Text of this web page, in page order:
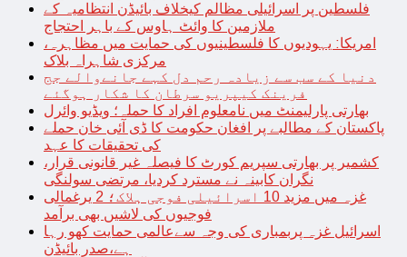
فلسطین پر اسرائیلی مظالم کیخلاف بائیڈن انتظامیہ کے
ملازمین کا وائٹ ہاوس کے باہر احتجاج
امریکا: یہودیوں کا فلسطینیوں کی حمایت میں مظاہرہ،
مرکزی شاہراہ بلاک
دنیا کے سب سے زیادہ رحم دل کہے جانےوالے جج
فرینک کیپریو سرطان کا شکار ہوگئے
بھارتی پارلیمنٹ میں نامعلوم افراد کا حملہ؛ ویڈیو وائرل
پاکستان کے مطالبے پر افغان حکومت کا ڈی آئی خان حملے
کی تحقیقات کا عہد
کشمیر پر بھارتی سپریم کورٹ کا فیصلہ غیر قانونی قرار،
نگران کابینہ نے مسترد کردیا، مرتضی سولنگی
غزہ میں مزید 10 اسرائیلی فوجی ہلاک؛ 2 یرغمالی
فوجیوں کی لاشیں بھی برآمد
اسرائیل غزہ پربمباری کی وجہ سےعالمی حمایت کھو رہا
ہے،صدر بائیڈن